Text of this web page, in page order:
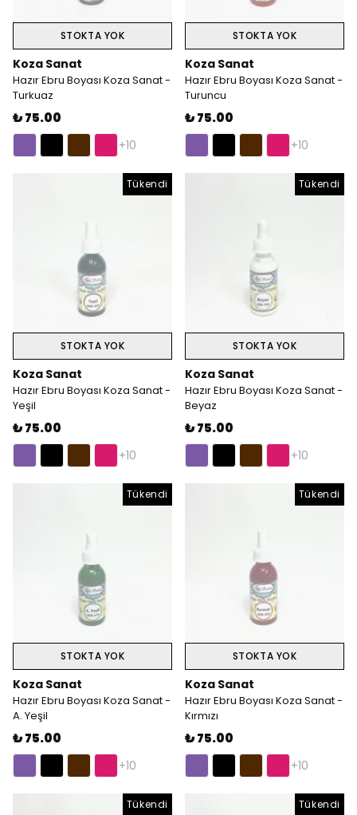
STOKTA YOK
Koza Sanat
Hazır Ebru Boyası Koza Sanat -
Turkuaz
₺ 75.00
+10
STOKTA YOK
Koza Sanat
Hazır Ebru Boyası Koza Sanat -
Turuncu
₺ 75.00
+10
Tükendi
STOKTA YOK
Koza Sanat
Hazır Ebru Boyası Koza Sanat -
Yeşil
₺ 75.00
+10
Tükendi
STOKTA YOK
Koza Sanat
Hazır Ebru Boyası Koza Sanat -
Beyaz
₺ 75.00
+10
Tükendi
STOKTA YOK
Koza Sanat
Hazır Ebru Boyası Koza Sanat -
A. Yeşil
₺ 75.00
+10
Tükendi
STOKTA YOK
Koza Sanat
Hazır Ebru Boyası Koza Sanat -
Kırmızı
₺ 75.00
+10
Tükendi Tükendi